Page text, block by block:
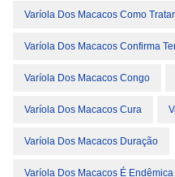
Varíola Dos Macacos Como Tratar
Varíola Dos Macacos Confirma
Varíola Dos Macacos Congo
Varíola Dos Macacos Cura
Varíola Dos Macacos Duração
Varíola Dos Macacos É